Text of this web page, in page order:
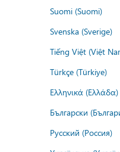
Suomi (Suomi)
Svenska (Sverige)
Tiếng Việt (Việt
Türkçe (Türkiye)
Ελληνικά (Ελλάδα)
Български
Русский (Россия)